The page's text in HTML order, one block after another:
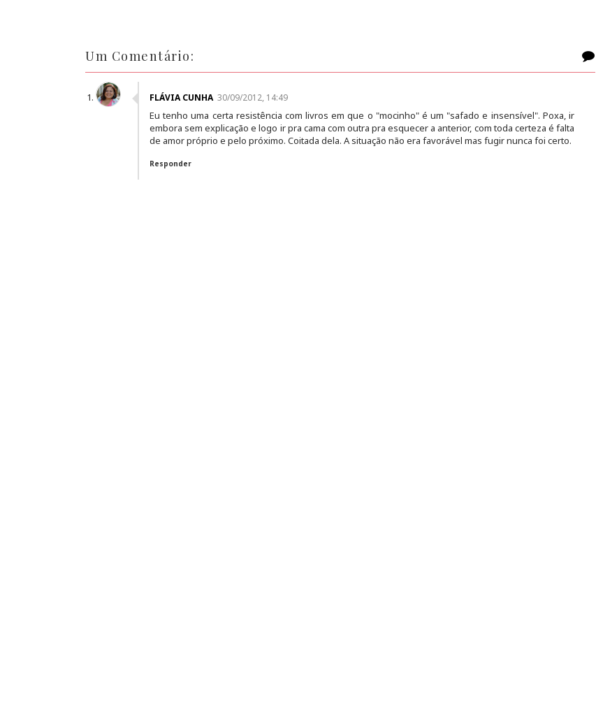
Um Comentário:
FLÁVIA CUNHA 30/09/2012, 14:49
Eu tenho uma certa resistência com livros em que o "mocinho" é um "safado e insensível". Poxa, ir
embora sem explicação e logo ir pra cama com outra pra esquecer a anterior, com toda certeza é falta
de amor próprio e pelo próximo. Coitada dela. A situação não era favorável mas fugir nunca foi certo.
Responder